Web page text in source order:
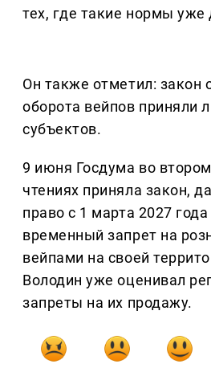
тех, где такие нормы уже
Он также отметил: закон
оборота вейпов приняли
субъектов.
9 июня Госдума во
чтениях приняла закон,
право с 1 марта 2027
временный запрет на
вейпами на своей
Володин уже оценивал
запреты на их продажу.